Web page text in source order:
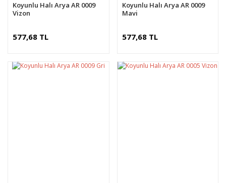
Koyunlu Halı Arya AR 0009
Vizon
577,68 TL
Koyunlu Halı Arya AR 0009
Mavi
577,68 TL